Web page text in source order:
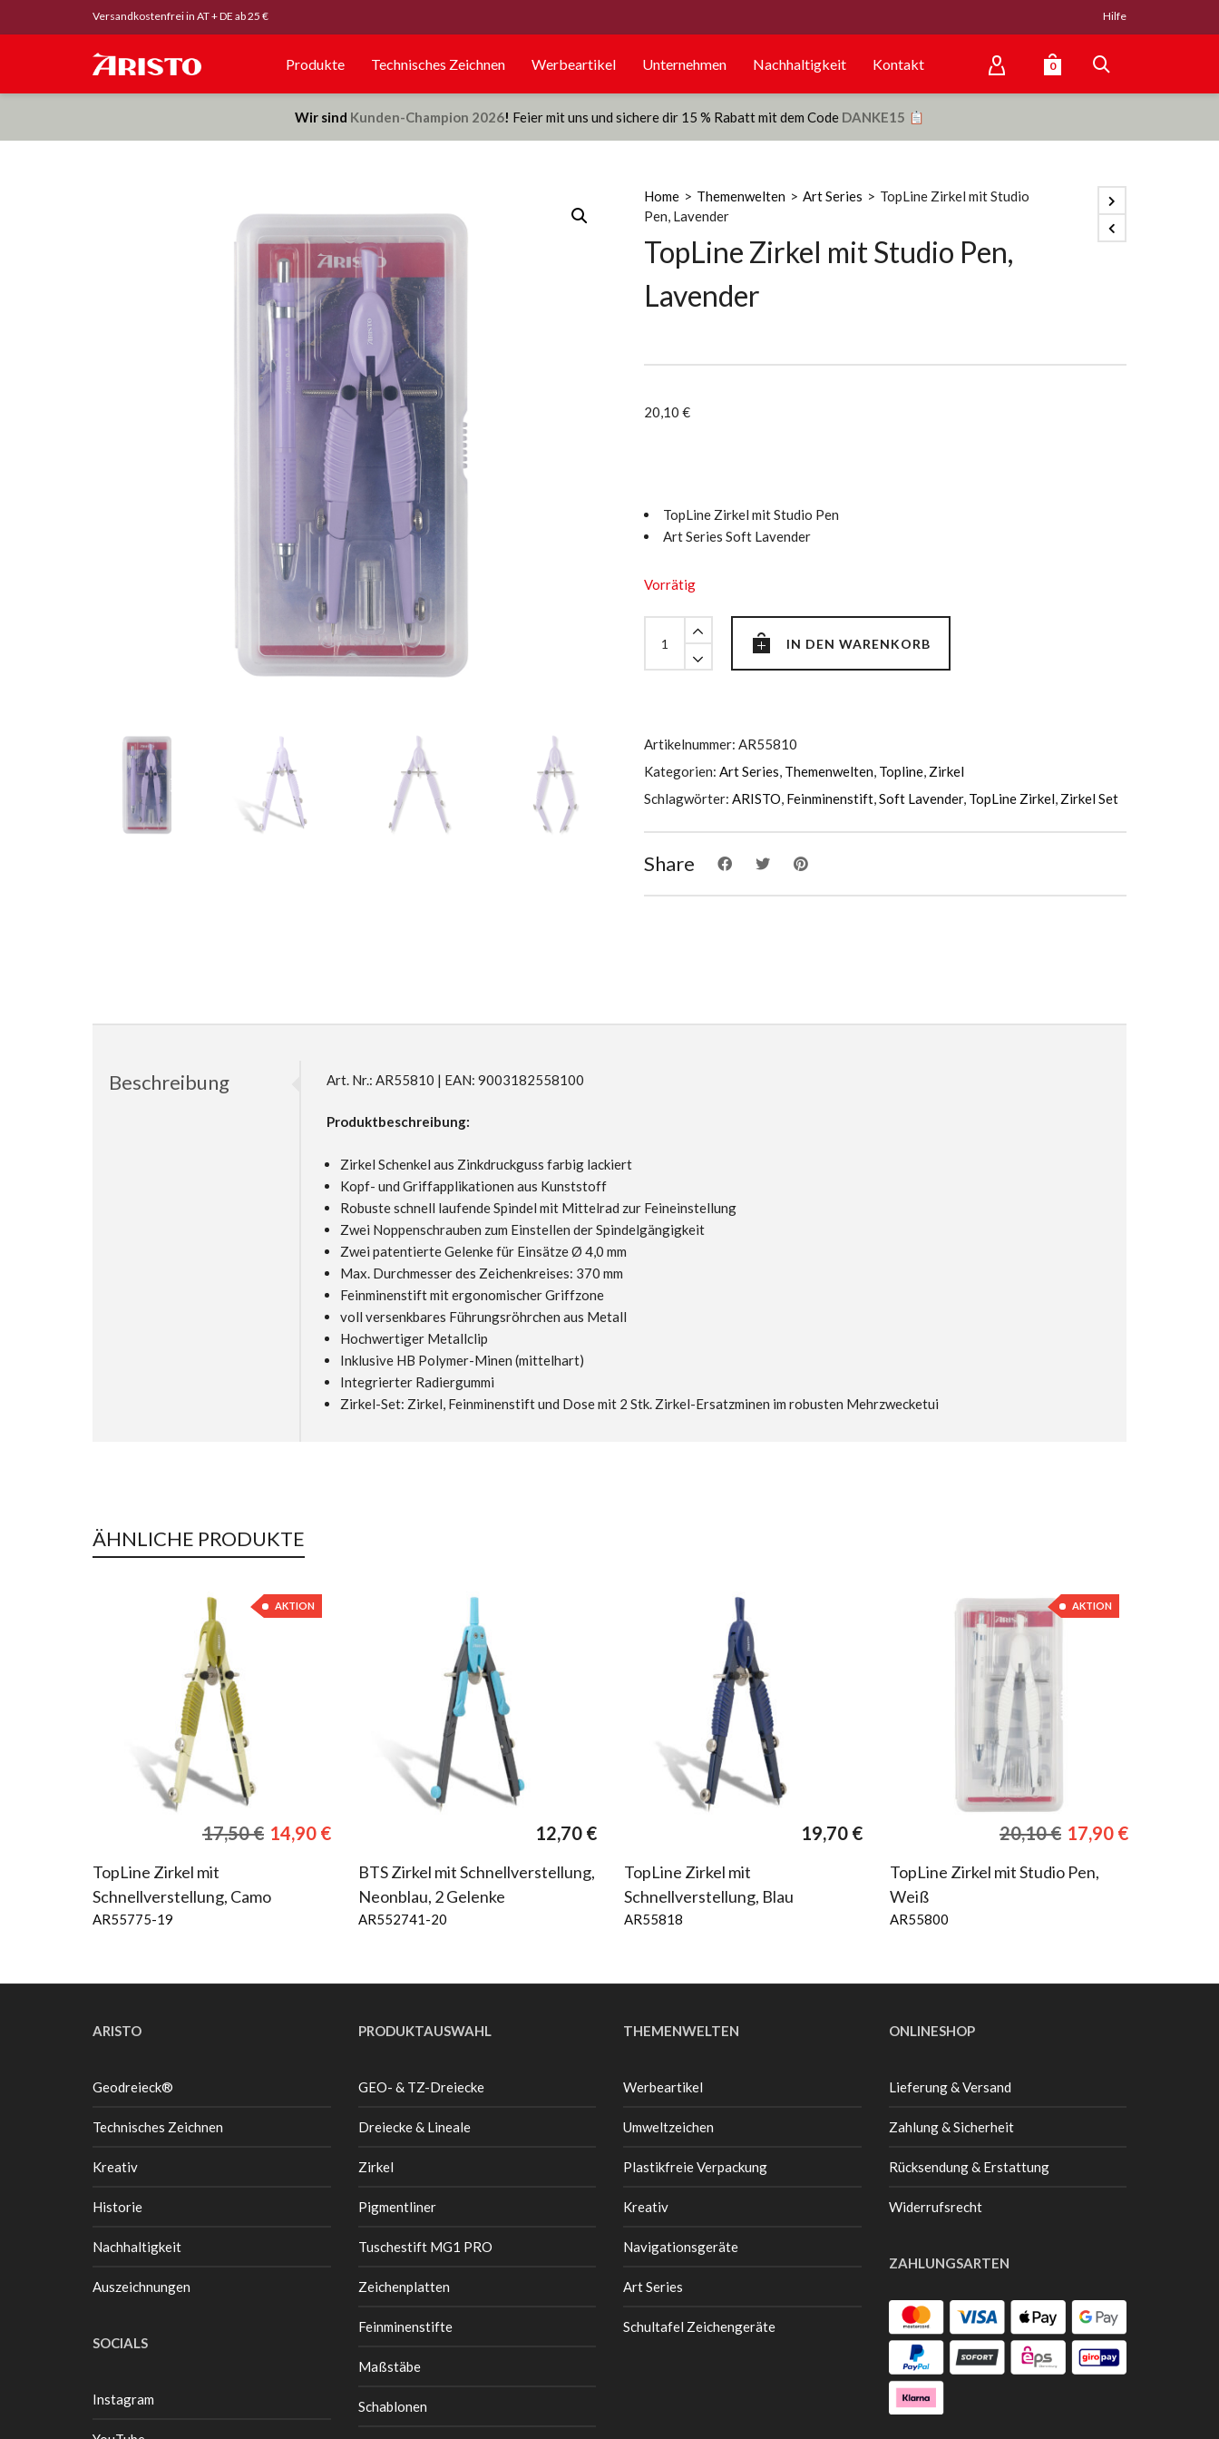
Versandkostenfrei in AT + DE ab 25 € Hilfe
Produkte Technisches Zeichnen Werbeartikel Unternehmen Nachhaltigkeit Kontakt 0
Wir sind Kunden-Champion 2026! Feier mit uns und sichere dir 15 % Rabatt mit dem Code DANKE15
Home > Themenwelten > Art Series > TopLine Zirkel mit Studio
Pen, Lavender
TopLine Zirkel mit Studio Pen,
Lavender
20,10 €
TopLine Zirkel mit Studio Pen
Art Series Soft Lavender
Vorrätig
Zirkel
mit
quantity
IN DEN WARENKORB
Artikelnummer: AR55810
Kategorien: Art Series, Themenwelten, Topline, Zirkel
Schlagwörter: ARISTO, Feinminenstift,Soft Lavender, TopLine Zirkel, Zirkel Set
Share
Beschreibung Art. Nr.: AR55810 | EAN: 9003182558100
Produktbeschreibung:
Zirkel Schenkel aus Zinkdruckguss farbig lackiert
Kopf- und Griffapplikationen aus Kunststoff
Robuste schnell laufende Spindel mit Mittelrad zur Feineinstellung
Zwei Noppenschrauben zum Einstellen der Spindelgängigkeit
Zwei patentierte Gelenke für Einsätze Ø 4,0 mm
Max. Durchmesser des Zeichenkreises: 370 mm
Feinminenstift mit ergonomischer Griffzone
voll versenkbares Führungsröhrchen aus Metall
Hochwertiger Metallclip
Inklusive HB Polymer-Minen (mittelhart)
Integrierter Radiergummi
Zirkel-Set: Zirkel, Feinminenstift und Dose mit 2 Stk. Zirkel-Ersatzminen im robusten Mehrzwecketui
ÄHNLICHE PRODUKTE
AKTION
17,50€ Ursprünglicher
14,90 €Aktueller
14,90 €.
TopLine Zirkel mit
Schnellverstellung, Camo
AR55775-19
12,70 €
BTS Zirkel mit Schnellverstellung,
Neonblau, 2 Gelenke
AR552741-20
19,70 €
TopLine Zirkel mit
Schnellverstellung, Blau
AR55818
AKTION
20,10€ Ursprünglicher
war:
20,10 €
17,90 €Aktueller
TopLine Zirkel mit Studio Pen,
Weiß
AR55800
ARISTO
Geodreieck®
Technisches Zeichnen
Kreativ
Historie
Nachhaltigkeit
Auszeichnungen
SOCIALS
Instagram
PRODUKTAUSWAHL
GEO- & TZ-Dreiecke
Dreiecke & Lineale
Zirkel
Pigmentliner
Tuschestift MG1 PRO
Zeichenplatten
Feinminenstifte
Maßstäbe
Schablonen
THEMENWELTEN
Werbeartikel
Umweltzeichen
Plastikfreie Verpackung
Kreativ
Navigationsgeräte
Art Series
Schultafel Zeichengeräte
ONLINESHOP
Lieferung & Versand
Zahlung & Sicherheit
Rücksendung & Erstattung
Widerrufsrecht
ZAHLUNGSARTEN